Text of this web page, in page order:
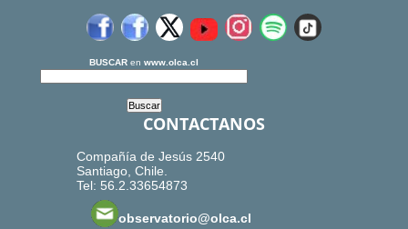
BUSCAR en www.olca.cl
CONTACTANOS
Compañía de Jesús 2540
Santiago, Chile.
Tel: 56.2.33654873
observatorio@olca.cl